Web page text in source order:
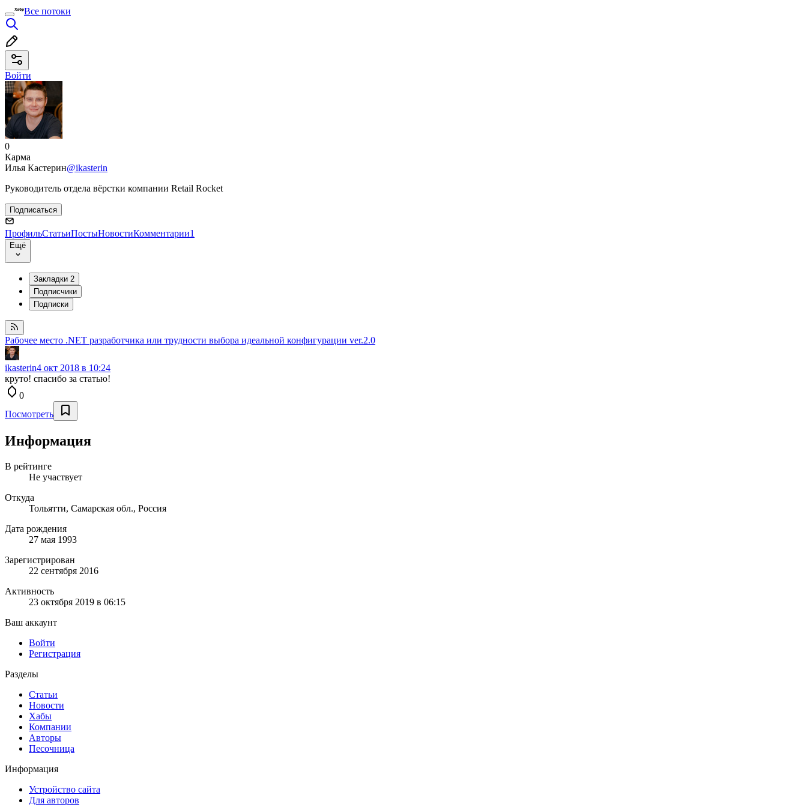
Все потоки
Войти
0
Карма
Илья Кастерин@ikasterin
Руководитель отдела вёрстки компании Retail Rocket
Подписаться
ПрофильСтатьиПостыНовостиКомментарии1
Ещё
Закладки 2
Подписчики
Подписки
Рабочее место .NET разработчика или трудности выбора идеальной конфигурации ver.2.0
ikasterin4 окт 2018 в 10:24
круто! спасибо за статью!
0
Посмотреть
Информация
В рейтинге
Не участвует
Откуда
Тольятти, Самарская обл., Россия
Дата рождения
27 мая 1993
Зарегистрирован
22 сентября 2016
Активность
23 октября 2019 в 06:15
Ваш аккаунт
Войти
Регистрация
Разделы
Статьи
Новости
Хабы
Компании
Авторы
Песочница
Информация
Устройство сайта
Для авторов